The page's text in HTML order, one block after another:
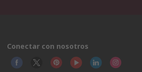
Conectar con nosotros